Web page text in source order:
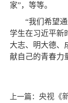
家”，等等。
“我们希望
学生在习近平新
大志、明大德、
献自己的青春力
上一篇： 央视《